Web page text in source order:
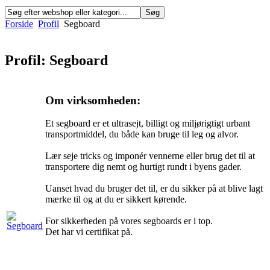
Forside Profil Segboard
Profil: Segboard
Om virksomheden:
Et segboard er et ultrasejt, billigt og miljørigtigt urbant
transportmiddel, du både kan bruge til leg og alvor.
Lær seje tricks og imponér vennerne eller brug det til at
transportere dig nemt og hurtigt rundt i byens gader.
Uanset hvad du bruger det til, er du sikker på at blive lagt
mærke til og at du er sikkert kørende.
For sikkerheden på vores segboards er i top.
Det har vi certifikat på.